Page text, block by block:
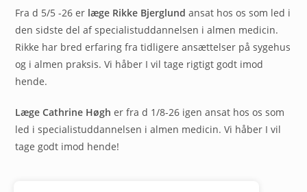
Fra d 5/5 -26 er læge Rikke Bjerglund ansat hos os som led i
den sidste del af specialistuddannelsen i almen medicin.
Rikke har bred erfaring fra tidligere ansættelser på sygehus
og i almen praksis. Vi håber I vil tage rigtigt godt imod
hende.
Læge Cathrine Høgh er fra d 1/8-26 igen ansat hos os som
led i specialistuddannelsen i almen medicin. Vi håber I vil
tage godt imod hende!